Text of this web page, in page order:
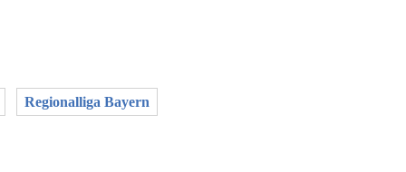
Regionalliga Bayern